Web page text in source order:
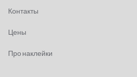
Контакты
Цены
Про наклейки